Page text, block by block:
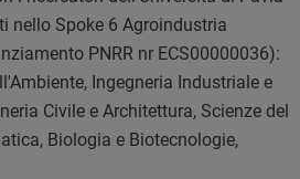
nello Spoke 6 Agroindustria
PNRR nr ECS00000036):
Ingegneria Industriale e
Civile e Architettura, Scienze del
Biologia e Biotecnologie,